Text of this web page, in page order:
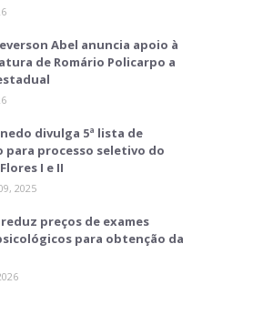
Abel anuncia apoio à
de Romário Policarpo a
divulga 5ª lista de
para processo seletivo do
I e II
2025
preços de exames
para obtenção da